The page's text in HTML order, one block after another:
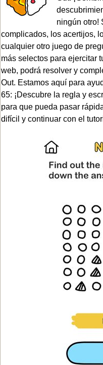
ningún otro!
complicados, los acertijos,
cualquier otro juego de
más selectos para ejercitar
web, podrá resolver y
Out. Estamos aquí para
65: ¡Descubre la regla y
para que pueda pasar
difícil y continuar con el